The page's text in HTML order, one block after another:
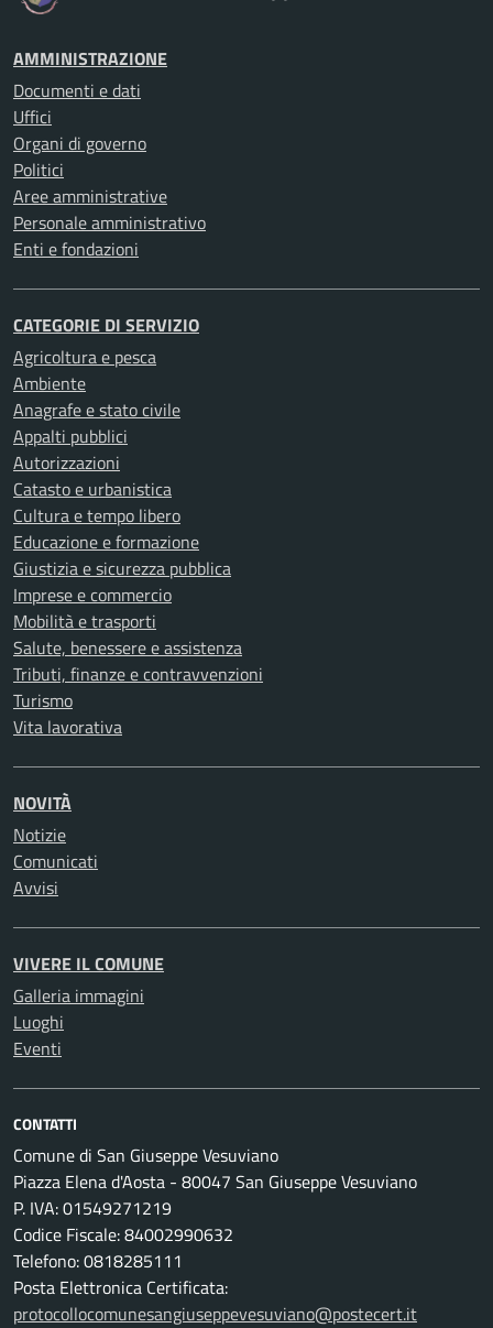
AMMINISTRAZIONE
Documenti e dati
Uffici
Organi di governo
Politici
Aree amministrative
Personale amministrativo
Enti e fondazioni
CATEGORIE DI SERVIZIO
Agricoltura e pesca
Ambiente
Anagrafe e stato civile
Appalti pubblici
Autorizzazioni
Catasto e urbanistica
Cultura e tempo libero
Educazione e formazione
Giustizia e sicurezza pubblica
Imprese e commercio
Mobilità e trasporti
Salute, benessere e assistenza
Tributi, finanze e contravvenzioni
Turismo
Vita lavorativa
NOVITÀ
Notizie
Comunicati
Avvisi
VIVERE IL COMUNE
Galleria immagini
Luoghi
Eventi
CONTATTI
Comune di San Giuseppe Vesuviano
Piazza Elena d'Aosta - 80047 San Giuseppe Vesuviano
P. IVA: 01549271219
Codice Fiscale: 84002990632
Telefono: 0818285111
Posta Elettronica Certificata:
protocollocomunesangiuseppevesuviano@postecert.it